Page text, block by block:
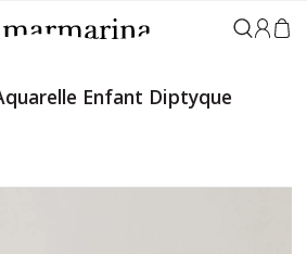
Enfant Diptyque